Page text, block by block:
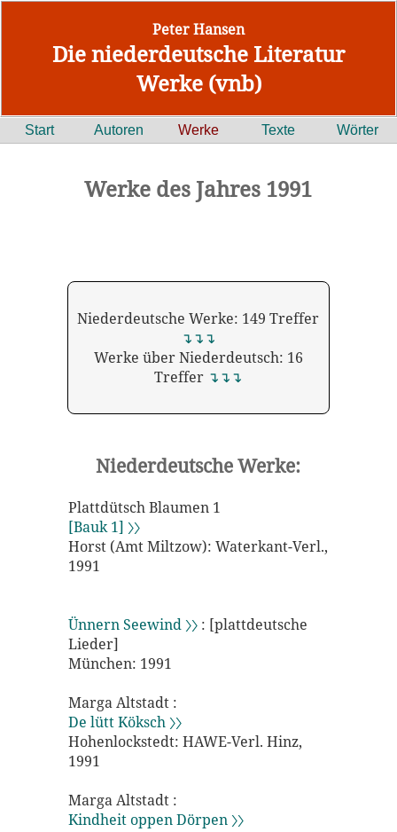
Peter Hansen
Die niederdeutsche Literatur
Werke (vnb)
Start Autoren Werke Texte Wörter
Werke des Jahres 1991
Niederdeutsche Werke: 149 Treffer
↴↴↴
Werke über Niederdeutsch: 16
Treffer ↴↴↴
Niederdeutsche Werke:
Plattdütsch Blaumen 1
[Bauk 1] 〉〉
Horst (Amt Miltzow): Waterkant-Verl.,
1991
Ünnern Seewind 〉〉 : [plattdeutsche
Lieder]
München: 1991
Marga Altstadt :
De lütt Köksch 〉〉
Hohenlockstedt: HAWE-Verl. Hinz,
1991
Marga Altstadt :
Kindheit oppen Dörpen 〉〉